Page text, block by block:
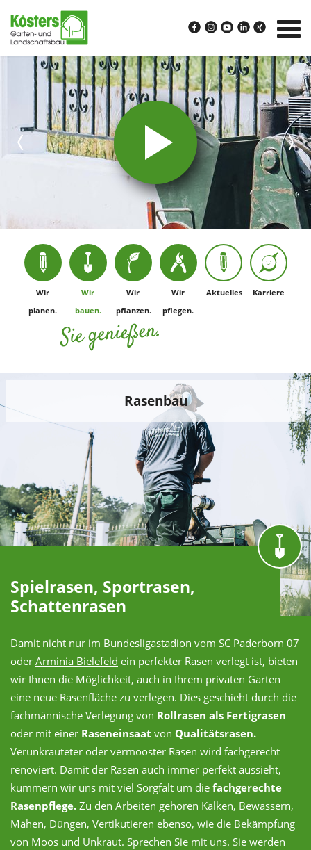
Wir
planen.
Wir
bauen.
Wir
pflanzen.
Wir
pflegen.
Sie genießen.
Aktuelles Karriere
Rasenbau
Spielrasen, Sportrasen,
Schattenrasen
Damit nicht nur im Bundesligastadion vom SC Paderborn 07
oder Arminia Bielefeld ein perfekter Rasen verlegt ist, bieten
wir Ihnen die Möglichkeit, auch in Ihrem privaten Garten
eine neue Rasenfläche zu verlegen. Dies geschieht durch die
fachmännische Verlegung von Rollrasen als Fertigrasen
oder mit einer Raseneinsaat von Qualitätsrasen.
Verunkrauteter oder vermooster Rasen wird fachgerecht
renoviert. Damit der Rasen auch immer perfekt aussieht,
kümmern wir uns mit viel Sorgfalt um die fachgerechte
Rasenpflege. Zu den Arbeiten gehören Kalken, Bewässern,
Mähen, Düngen, Vertikutieren ebenso, wie die Bekämpfung
von Moos und Unkraut. Sprechen Sie mit uns. Sie werden